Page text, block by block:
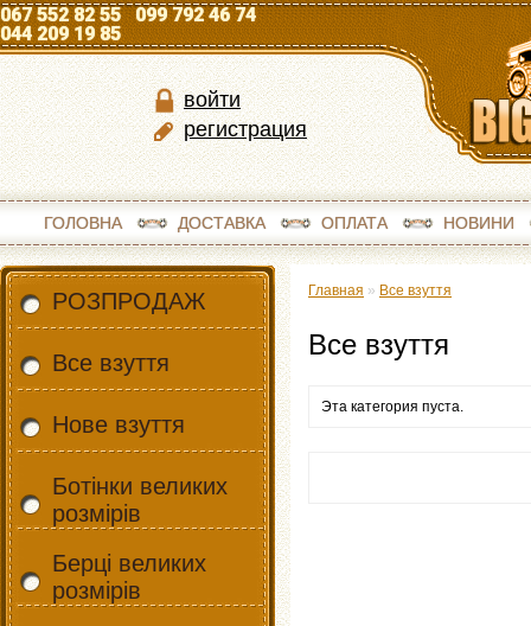
067 552 82 55 099 792 46 74
044 209 19 85
войти
регистрация
ГОЛОВНА ДОСТАВКА ОПЛАТА НОВИНИ
РОЗПРОДАЖ
Все взуття
Нове взуття
Ботінки великих
розмірів
Берці великих
розмірів
Главная » Все взуття
Все взуття
Эта категория пуста.